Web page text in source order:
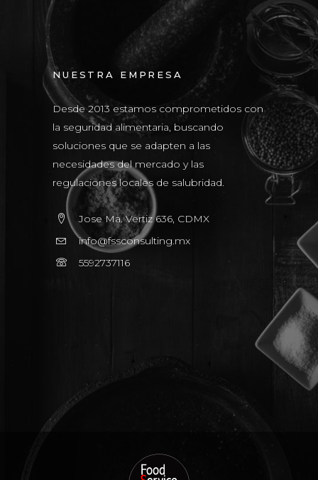
NUESTRA EMPRESA
Desde 2013 estamos comprometidos con
la seguridad alimentaria, buscando
soluciones que se adapten a las
necesidades del mercado y las
regulaciones locales de salubridad.
Jose Ma. Vertiz 636, CDMX
info@fssconsulting.mx
5592737116